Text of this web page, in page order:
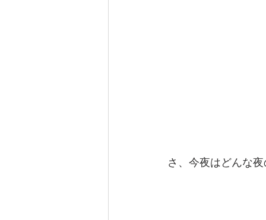
さ、今夜はどんな